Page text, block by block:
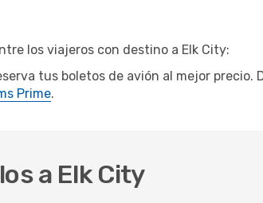
los viajeros con destino a Elk City:
tus boletos de avión al mejor precio.
Prime.
a Elk City